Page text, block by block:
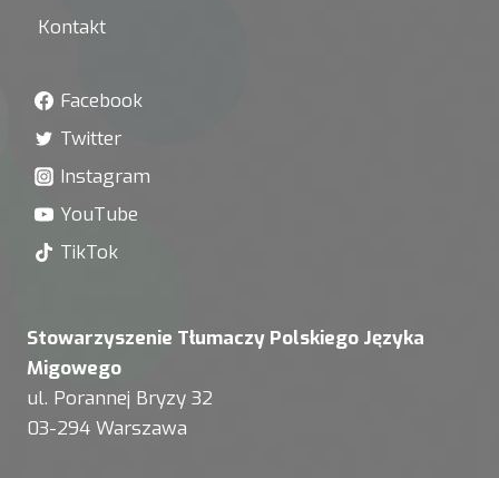
Kontakt
Facebook
Twitter
Instagram
YouTube
TikTok
Stowarzyszenie Tłumaczy Polskiego Języka
Migowego
ul. Porannej Bryzy 32
03-294 Warszawa